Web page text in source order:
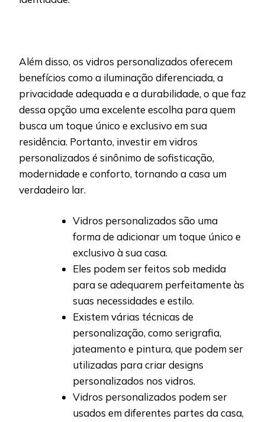
Além disso, os vidros personalizados oferecem
benefícios como a iluminação diferenciada, a
privacidade adequada e a durabilidade, o que faz
dessa opção uma excelente escolha para quem
busca um toque único e exclusivo em sua
residência. Portanto, investir em vidros
personalizados é sinônimo de sofisticação,
modernidade e conforto, tornando a casa um
verdadeiro lar.
Vidros personalizados são uma
forma de adicionar um toque único e
exclusivo à sua casa.
Eles podem ser feitos sob medida
para se adequarem perfeitamente às
suas necessidades e estilo.
Existem várias técnicas de
personalização, como serigrafia,
jateamento e pintura, que podem ser
utilizadas para criar designs
personalizados nos vidros.
Vidros personalizados podem ser
usados em diferentes partes da casa,